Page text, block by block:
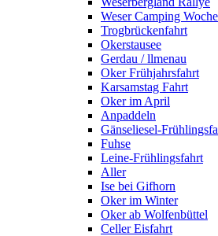
Weser Camping
Trogbrückenfahrt
Okerstausee
Gerdau / llmenau
Oker Frühjahrsfahrt
Karsamstag Fahrt
Oker im April
Anpaddeln
Gänseliesel-
Fuhse
Leine-Frühlingsfahrt
Aller
Ise bei Gifhorn
Oker im Winter
Oker ab Wolfenbüttel
Celler Eisfahrt